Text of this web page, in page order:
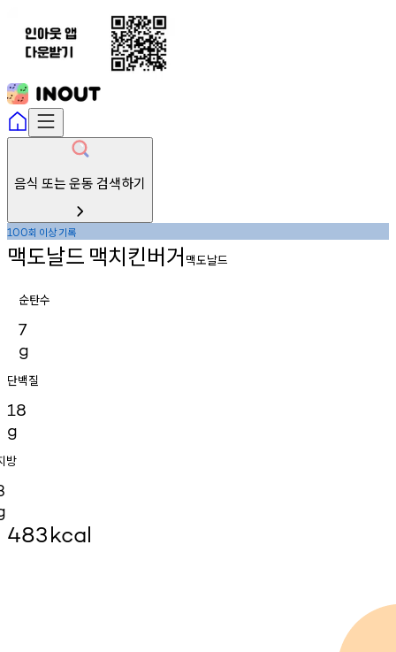
음식 또는 운동 검색하기
100회 이상기록
맥도날드 맥치킨버거 맥도날드
순탄수
7
g
단백질
18
g
방
483kcal